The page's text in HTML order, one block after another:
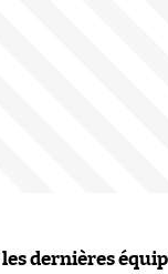
dernières